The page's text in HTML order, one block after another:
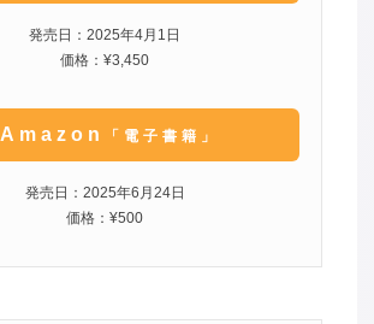
発売日：2025年4月1日
価格：¥3,450
Amazon 「電子書籍」
発売日：2025年6月24日
価格：¥500